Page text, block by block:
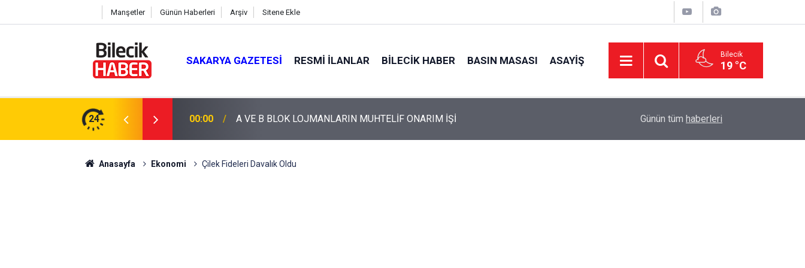
Manşetler Günün Haberleri Arşiv Sitene Ekle
SAKARYA GAZETESI RESMI İLANLAR BILECIK HABER BASIN MASASI ASAYIŞ Bilecik
19 °C
24 00:00 A VE B BLOK LOJMANLARIN MUHTELİF ONARIM İŞİ CHP Genel Başkan Yardımcısı Erbay:
Günün tüm haberleri
Anasayfa Ekonomi Çilek Fideleri Davalık Oldu